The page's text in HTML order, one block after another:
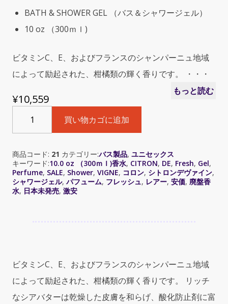
BATH & SHOWER GEL （バス＆シャワージェル）
10 oz （300ｍｌ)
ビタミンC、E、およびフランスのシャンパーニュ地域
によって励起された、柑橘類の輝く香りです。 ・・・
もっと読む
¥10,559
Citron
de
bath
&
shower
gel（フ
ト
ロ
ン
デ
買い物カゴに追加
商品コード: 21 カテゴリー:バス製品, ユニセックス
キーワード:10.0 oz （300ｍｌ)香水, CITRON, DE, Fresh, Gel,
Perfume, SALE, Shower, VIGNE, コロン, シトロンデヴァイン,
シャワージェル, パフューム, フレッシュ, レアー, 安価, 廃盤香
水, 日本未発売, 激安
ビタミンC、E、およびフランスのシャンパーニュ地域
によって励起された、柑橘類の輝く香りです。 リッチ
なシアバターは乾燥した皮膚を和らげ、酸化防止剤に富